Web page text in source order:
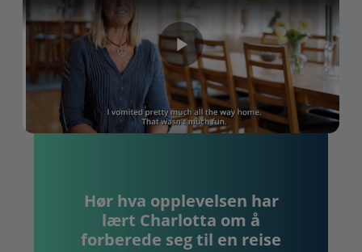
Play
Video
Hør hva opplevelsen har
lært Charlotta om å
forberede seg til en reise